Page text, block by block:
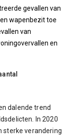
gevallen van
wapenbezit toe
van
en
dalende trend
In 2020
sterke verandering